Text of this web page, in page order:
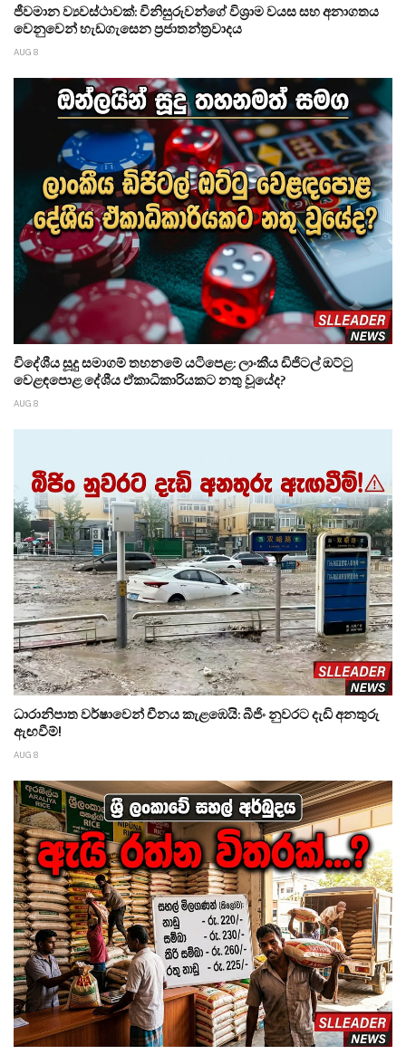
ජීවමාන ව්‍යවස්ථාවක්: විනිසුරුවන්ගේ විශ්‍රාම වයස සහ අනාගතය
වෙනුවෙන් හැඩගැසෙන ප්‍රජාතන්ත්‍රවාදය
AUG 8
විදේශීය සූදු සමාගම් තහනමේ යටිපෙළ: ලාංකීය ඩිජිටල් ඔට්ටු
වෙළඳපොළ දේශීය ඒකාධිකාරියකට නතු වූයේද?
AUG 8
ධාරානිපාත වර්ෂාවෙන් චීනය කැළඹෙයි: බීජිං නුවරට දැඩි අනතුරු
ඇඟවීම්!
AUG 8